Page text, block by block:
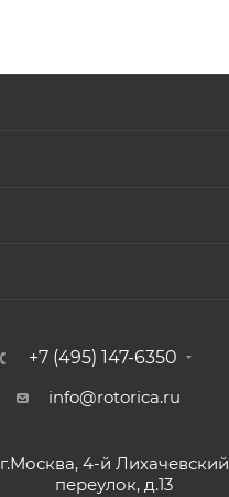
+7 (495) 147-6350
info@rotorica.ru
г.Москва, 4-й Лихачевский
переулок, д.13